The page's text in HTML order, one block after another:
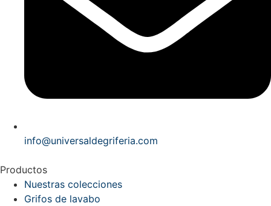
info@universaldegriferia.com
Productos
Nuestras colecciones
Grifos de lavabo